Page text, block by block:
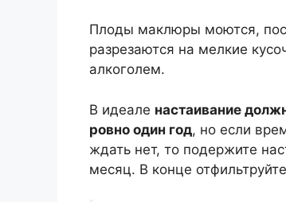
Плоды маклюры моются,
разрезаются на мелкие
алкоголем.
В идеале настаивание
ровно один год, но если
ждать нет, то подержите
месяц. В конце